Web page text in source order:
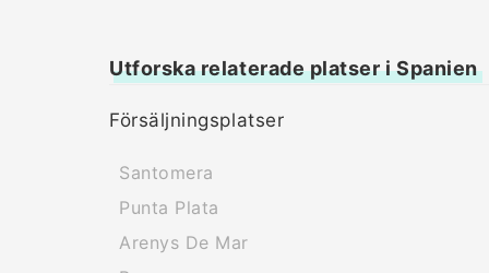
Utforska relaterade platser i Spanien
Försäljningsplatser
Santomera
Punta Plata
Arenys De Mar